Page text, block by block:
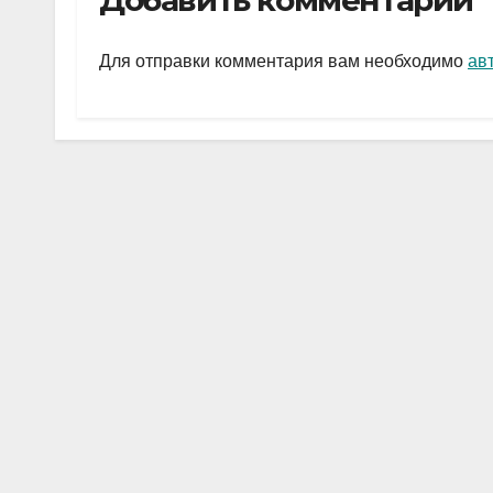
gr
a
s
A
p
а
в
ть
Для отправки комментария вам необходимо